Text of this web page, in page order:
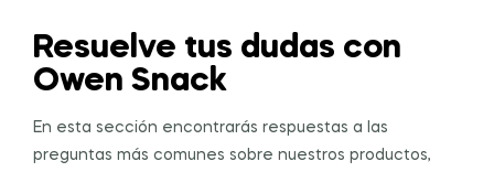
Resuelve tus dudas con
Owen Snack
En esta sección encontrarás respuestas a las
preguntas más comunes sobre nuestros productos,